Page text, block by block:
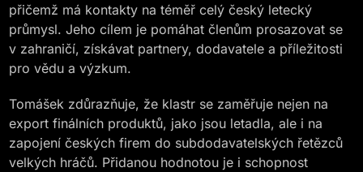
přičemž má kontakty na téměř celý český letecký
průmysl. Jeho cílem je pomáhat členům prosazovat se
v zahraničí, získávat partnery, dodavatele a příležitosti
pro vědu a výzkum.
Tomášek zdůrazňuje, že klastr se zaměřuje nejen na
export finálních produktů, jako jsou letadla, ale i na
zapojení českých firem do subdodavatelských řetězců
velkých hráčů. Přidanou hodnotou je i schopnost